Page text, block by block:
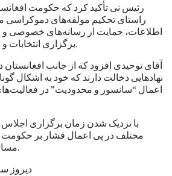
رئیس نی تأکید کرد که حکومت
راستای تحکیم مولفه‌های دموکراسی
اطلاعات، حمایت از رسانه‌های خصوصی و
برگزاری انتخابات و مبارزه با فساد عملی کند.
آقای توحیدی افزود که از جانب
نهادهایی دخالت دارند که خود به اشکال
اعمال “سانسور و محدودیت” در
با نزدیک شدن زمان برگزاری اجلاس
مختلف در پی اعمال فشار بر حکومت
مسائل داخلی بیشتر توجه کند.
دیروز